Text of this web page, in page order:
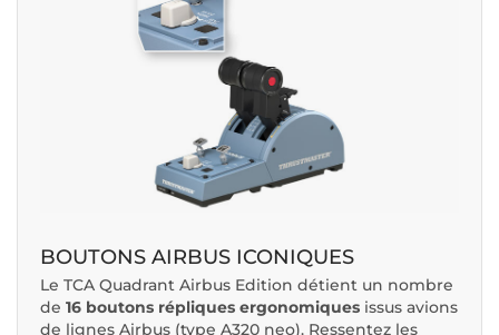
BOUTONS AIRBUS ICONIQUES
Le TCA Quadrant Airbus Edition détient un nombre
de 16 boutons répliques ergonomiques issus avions
de lignes Airbus (type A320 neo). Ressentez les